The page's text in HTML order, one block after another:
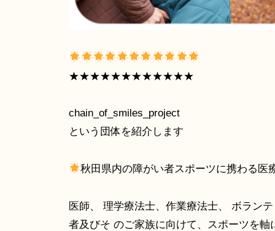
★★★★★★★★★★★★
chain_of_smiles_project
という団体を紹介します
秋田県内の障がい者スポーツに携わる医
医師、 理学療法士、作業療法士、 ボラン
者及びそ のご家族に向けて、スポーツを